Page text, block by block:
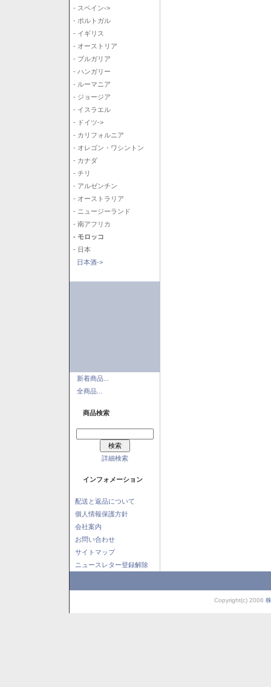
- スペイン->
- ポルトガル
- イギリス
- オーストリア
- ブルガリア
- ハンガリー
- ルーマニア
- ジョージア
- イスラエル
- ドイツ->
- カリフォルニア
- オレゴン・ワシントン
- カナダ
- チリ
- アルゼンチン
- オーストラリア
- ニュージーランド
- 南アフリカ
- モロッコ
- 日本
日本酒->
新着商品...
全商品...
商品検索
詳細検索
インフォメーション
配送と返品について
個人情報保護方針
会社案内
お問い合わせ
サイトマップ
ニュースレター登録解除
Copyright(c) 2008